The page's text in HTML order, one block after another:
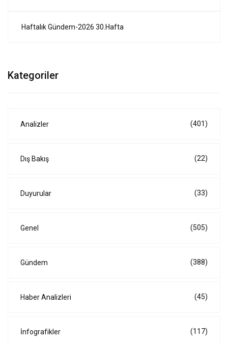
Haftalık Gündem-2026 30.Hafta
Kategoriler
Analizler (401)
Dış Bakış (22)
Duyurular (33)
Genel (505)
Gündem (388)
Haber Analizleri (45)
İnfografikler (117)